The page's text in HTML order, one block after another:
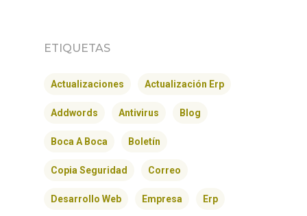
ETIQUETAS
Actualizaciones Actualización Erp
Addwords Antivirus Blog
Boca A Boca Boletín
Copia Seguridad Correo
Desarrollo Web Empresa Erp